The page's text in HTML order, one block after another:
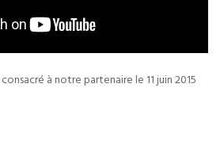
à notre partenaire le 11 juin 2015